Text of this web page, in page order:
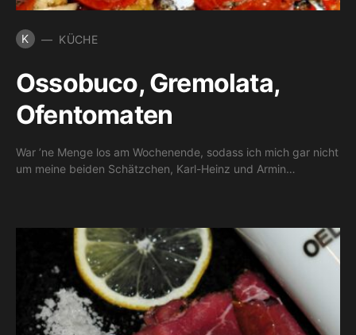
K KÜCHE
Ossobuco, Gremolata,
Ofentomaten
War ’ne Menge los am Wochenende, sodass ich mich gar nicht
um meine beiden Schätzchen, Karl-Heinz und Armin…